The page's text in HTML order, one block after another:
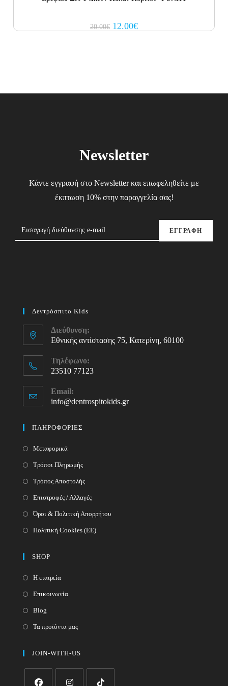
20.00€ Original
price
12.00€Current
price
Newsletter
Κάντε εγγραφή στο Newsletter και επωφεληθείτε με
έκπτωση 10% στην παραγγελία σας!
ΕΓΓΡΑΦΗ
Δεντρόσπιτο Kids
Διεύθυνση:
Εθνικής αντίστασης 75, Κατερίνη, 60100
Τηλέφωνο:
23510 77123
in
Email:
info@dentrospitokids.grOpens
ΠΛΗΡΟΦΟΡΙΕΣ
Μεταφορικά
Τρόποι Πληρωμής
Τρόπος Αποστολής
Επιστροφές / Αλλαγές
Όροι & Πολιτική Απορρήτου
Πολιτική Cookies (ΕΕ)
SHOP
Η εταιρεία
Επικοινωνία
Blog
Τα προϊόντα μας
JOIN-WITH-US